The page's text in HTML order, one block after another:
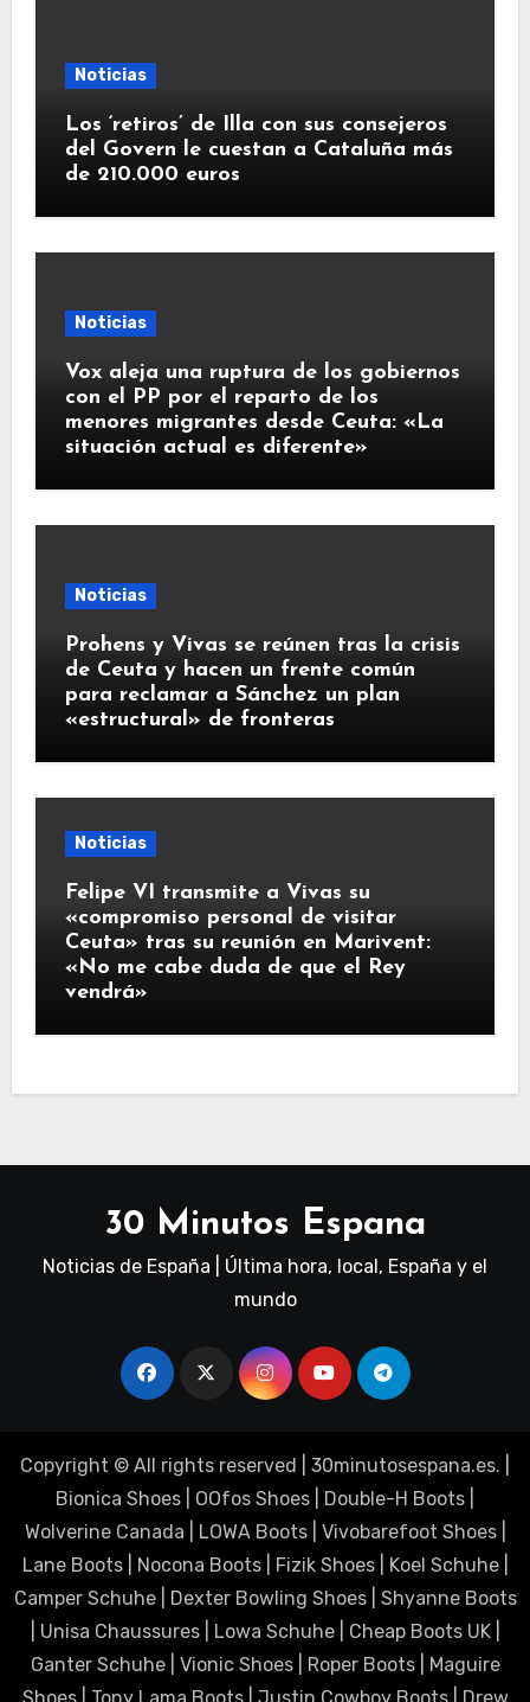
Noticias
Los ‘retiros’ de Illa con sus consejeros
del Govern le cuestan a Cataluña más
de 210.000 euros
Noticias
Vox aleja una ruptura de los gobiernos
con el PP por el reparto de los
menores migrantes desde Ceuta: «La
situación actual es diferente»
Noticias
Prohens y Vivas se reúnen tras la crisis
de Ceuta y hacen un frente común
para reclamar a Sánchez un plan
«estructural» de fronteras
Noticias
Felipe VI transmite a Vivas su
«compromiso personal de visitar
Ceuta» tras su reunión en Marivent:
«No me cabe duda de que el Rey
vendrá»
30 Minutos Espana
Noticias de España | Última hora, local, España y el
mundo
Copyright © All rights reserved 30minutosespana.es. |
Bionica Shoes
OOfos Shoes Double-H Boots
Wolverine Canada
LOWA Boots| Vivobarefoot Shoes|
Lane Boots| Nocona Boots| Fizik Shoes| Koel Schuhe|
Camper Schuhe| Dexter Bowling Shoes| Shyanne Boots
Unisa Chaussures| Lowa Schuhe| Cheap Boots UK
Ganter Schuhe
Vionic Shoes| Roper Boots|
Maguire